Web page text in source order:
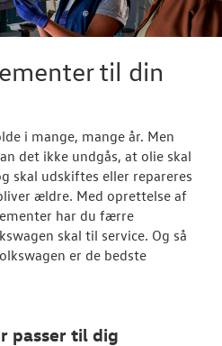
NYE VAREBILER
BRUGTE BILER
Koncepter og
Hjulskifte
til din
i mange, mange år. Men
det ikke undgås, at olie skal
skal udskiftes eller repareres
ældre. Med oprettelse af
har du færre
skal til service. Og så
er de bedste
passer til dig